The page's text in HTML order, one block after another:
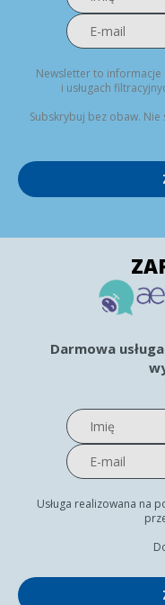
Newsletter to
i usługach
Subskrybuj bez obaw. Nie
Darmowa
Usługa realizowana na